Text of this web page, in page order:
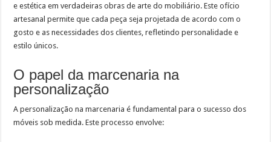
e estética em verdadeiras obras de arte do mobiliário. Este ofício
artesanal permite que cada peça seja projetada de acordo com o
gosto e as necessidades dos clientes, refletindo personalidade e
estilo únicos.
O papel da marcenaria na
personalização
A personalização na marcenaria é fundamental para o sucesso dos
móveis sob medida. Este processo envolve: